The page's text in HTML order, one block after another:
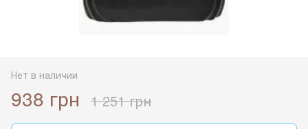
Нет в наличии
938 грн 1 251 грн